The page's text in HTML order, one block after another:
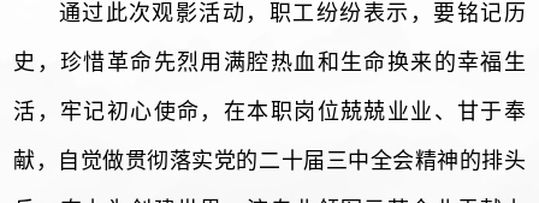
通过此次观影活动，职工纷纷表示，要铭记历
史，珍惜革命先烈用满腔热血和生命换来的幸福生
活，牢记初心使命，在本职岗位兢兢业业、甘于奉
献，自觉做贯彻落实党的二十届三中全会精神的排头